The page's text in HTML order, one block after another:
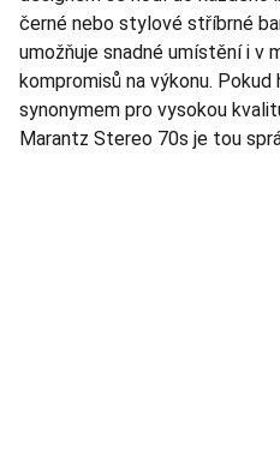
černé nebo stylové stříbrné
umožňuje snadné umístění i v
kompromisů na výkonu.
synonymem pro vysokou
Marantz Stereo 70s je tou